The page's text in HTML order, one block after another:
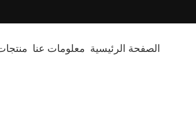
الصفحة الرئيسية معلومات عنا